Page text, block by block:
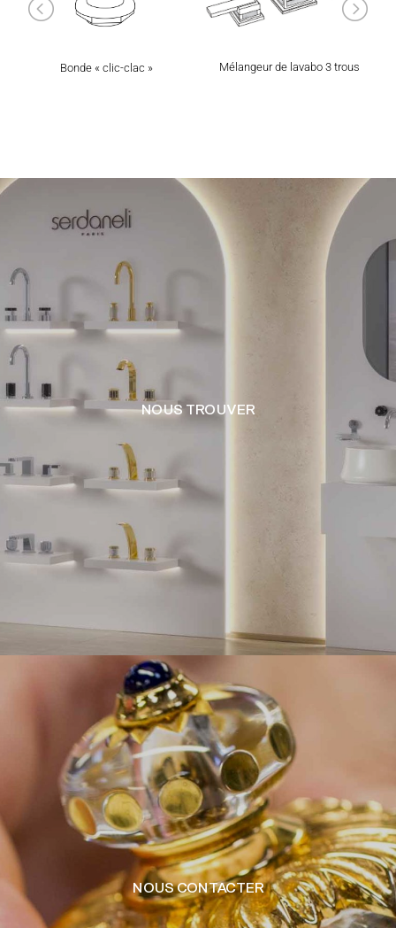
Bonde « clic-clac » Mélangeur de lavabo 3 trous
NOUS TROUVER
NOUS CONTACTER